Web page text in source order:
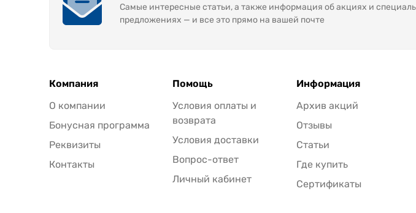
Самые интересные статьи, а также информация об акциях и
предложениях — и все это прямо на вашей почте
Компания
О компании
Бонусная программа
Реквизиты
Контакты
Помощь
Условия оплаты и
возврата
Условия доставки
Вопрос-ответ
Личный кабинет
Информация
Архив акций
Отзывы
Статьи
Где купить
Сертификаты